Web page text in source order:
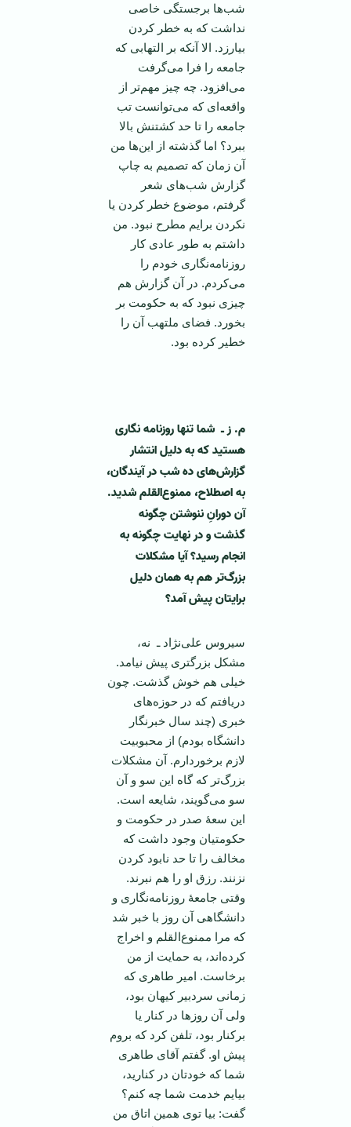
شب‌ها برجستگی خاصی
نداشت که به خطر کردن
بیارزد. الا آنکه بر التهابی که
جامعه را فرا می‌گرفت
می‌افزود. چه چیز مهم‌تر از
واقعه‌ای که می‌توانست تب
جامعه را تا حد کشتنش بالا
ببرد؟ اما گذشته از این‌ها من
آن زمان که تصمیم به چاپ
گزارش شب‌های شعر
گرفتم، موضوع خطر کردن یا
نکردن برایم مطرح نبود. من
داشتم به طور عادی کار
روزنامه‌نگاری خودم را
می‌کردم. در آن گزارش هم
چیزی نبود که به حکومت بر
بخورد. فضای ملتهب آن را
خطیر کرده بود.
م. ز ـ شما تنها روزنامه نگاری
هستید که به دلیل انتشار
گزارش‌های ده شب در آیندگان،
به اصطلاح، ممنوع‎‌القلم شدید.
آن دورانِ ننوشتن چگونه
گذشت و در ‌‌نهایت چگونه به
انجام رسید؟ آیا مشکلات
بزرگ‌تر هم به‌‌ همان دلیل
برایتان پیش آمد؟
سیروس علی‌نژاد ـ نه،
مشکل بزرگتری پیش نیامد.
خیلی هم خوش گذشت. چون
دریافتم که در حوزه‌های
خبری (چند سال خبرنگار
دانشگاه بودم) از محبوبیت
لازم برخوردارم. آن مشکلات
بزرگ‌تر که ‌گاه این سو و آن
سو می‌گویند، شایعه است.
این سعۀ صدر در حکومت و
حکومتیان وجود داشت که
مخالف را تا حد نابود کردن
نزنند. رزق او را هم نبرند.
وقتی جامعۀ روزنامه‌نگاری و
دانشگاهی آن روز با خبر شد
که مرا ممنوع‌القلم و اخراج
کرده‌اند، به حمایت از من
برخاست. امیر طاهری که
زمانی سردبیر کیهان بود،
ولی آن روز‌ها در کنار یا
برکنار بود، تلفن کرد که بروم
پیش او. گفتم آقای طاهری
شما که خودتان در کنارید،
بیایم خدمت شما چه کنم؟
گفت: بیا توی همین اتاق من